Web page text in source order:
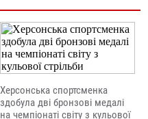
Херсонська спортсменка
здобула дві бронзові медалі
на чемпіонаті світу з кульової